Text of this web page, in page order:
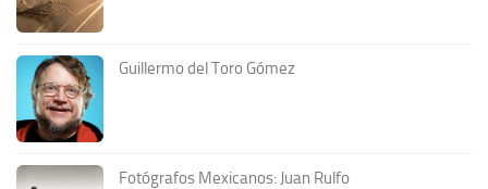
Guillermo del Toro Gómez
Fotógrafos Mexicanos: Juan Rulfo